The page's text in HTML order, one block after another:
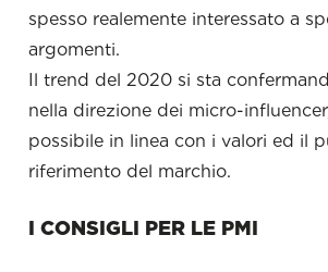
spesso realemente interessato a
Il trend del 2020 si sta
nella direzione dei micro-
possibile in linea con i valori ed il
riferimento del marchio.
I CONSIGLI PER LE PMI